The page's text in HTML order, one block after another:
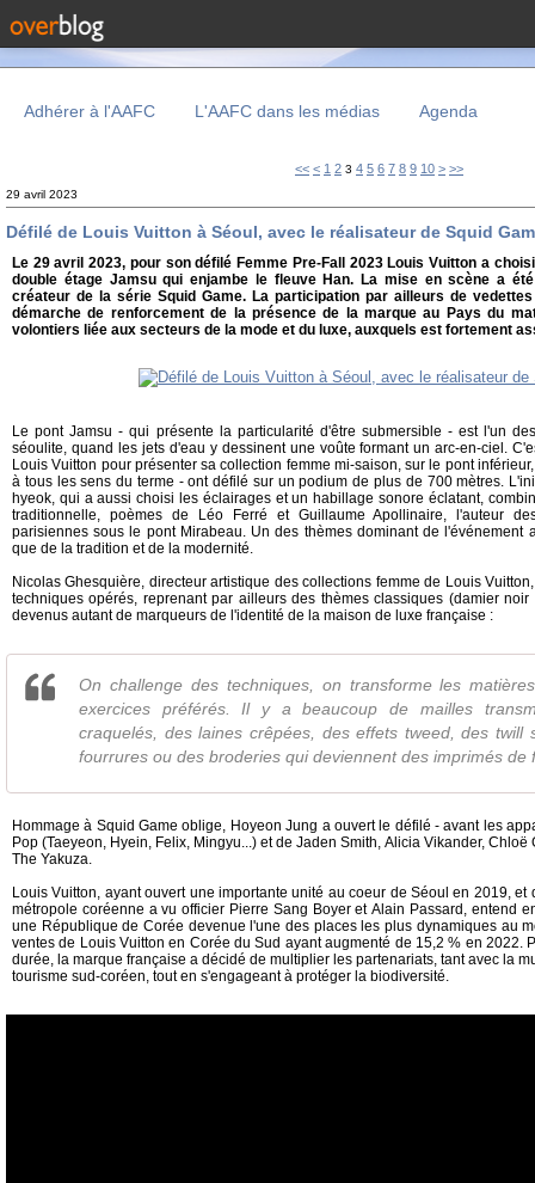
Adhérer à l'AAFC L'AAFC dans les médias Agenda
<< < 1 2 3 4 5 6 7 8 9 10 > >>
29 avril 2023
Défilé de Louis Vuitton à Séoul, avec le réalisateur de Squid
Le 29 avril 2023, pour son défilé Femme Pre-Fall 2023 Louis Vuitton a
double étage Jamsu qui enjambe le fleuve Han. La mise en scène a
créateur de la série Squid Game. La participation par ailleurs de
démarche de renforcement de la présence de la marque au Pays du
volontiers liée aux secteurs de la mode et du luxe, auxquels est fortement
Le pont Jamsu - qui présente la particularité d'être submersible - est l'un
séoulite, quand les jets d'eau y dessinent une voûte formant un arc-en-ciel.
Louis Vuitton pour présenter sa collection femme mi-saison, sur le pont
à tous les sens du terme - ont défilé sur un podium de plus de 700 mètres.
hyeok, qui a aussi choisi les éclairages et un habillage sonore éclatant,
traditionnelle, poèmes de Léo Ferré et Guillaume Apollinaire, l'auteur
parisiennes sous le pont Mirabeau. Un des thèmes dominant de l'événement
que de la tradition et de la modernité.
Nicolas Ghesquière, directeur artistique des collections femme de Louis
techniques opérés, reprenant par ailleurs des thèmes classiques (damier
devenus autant de marqueurs de l'identité de la maison de luxe française :
On challenge des techniques, on transforme les
exercices préférés. Il y a beaucoup de mailles
craquelés, des laines crêpées, des effets tweed, des twill
fourrures ou des broderies qui deviennent des imprimés de
Hommage à Squid Game oblige, Hoyeon Jung a ouvert le défilé - avant les
Pop (Taeyeon, Hyein, Felix, Mingyu...) et de Jaden Smith, Alicia Vikander,
The Yakuza.
Louis Vuitton, ayant ouvert une importante unité au coeur de Séoul en 2019,
métropole coréenne a vu officier Pierre Sang Boyer et Alain Passard, entend
une République de Corée devenue l'une des places les plus dynamiques au
ventes de Louis Vuitton en Corée du Sud ayant augmenté de 15,2 % en 2022.
durée, la marque française a décidé de multiplier les partenariats, tant avec la
tourisme sud-coréen, tout en s'engageant à protéger la biodiversité.